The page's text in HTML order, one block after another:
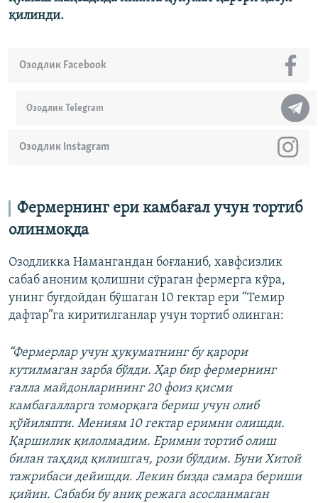
қилинди.
Озодлик Telegram
Озодлик Instagram
Озодлик Facebook
Фермернинг ери камбағал учун тортиб
олинмоқда
Озодликка Намангандан боғланиб, хавфсизлик
сабаб аноним қолишни сўраган фермерга кўра,
унинг буғдойдан бўшаган 10 гектар ери “Темир
дафтар”га киритилганлар учун тортиб олинган:
“Фермерлар учун ҳукуматнинг бу қарори
кутилмаган зарба бўлди. Ҳар бир фермернинг
ғалла майдонларининг 20 фоиз қисми
камбағалларга томорқага бериш учун олиб
қўйиляпти. Мениям 10 гектар еримни олишди.
Қаршилик қилолмадим. Еримни тортиб олиш
билан таҳдид қилишгач, рози бўлдим. Буни Хитой
тажрибаси дейишди. Лекин бизда самара бериши
қийин. Сабаби бу аниқ режага асосланмаган